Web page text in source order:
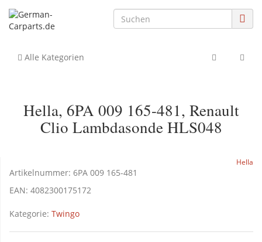
Alle Kategorien
Hella, 6PA 009 165-481, Renault
Clio Lambdasonde HLS048
Hella
Artikelnummer: 6PA 009 165-481
EAN: 4082300175172
Kategorie: Twingo